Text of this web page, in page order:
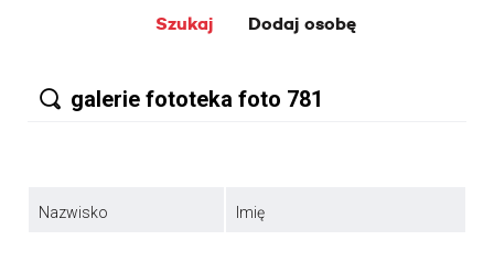
Szukaj
Dodaj osobę
Nazwisko Imię